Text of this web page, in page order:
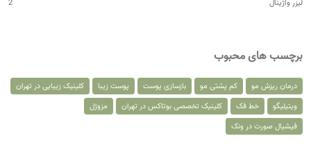
لیزر واژینال 2
برچسب های محبوب
درمان ریزش مو کم پشتی مو بازسازی پوست پوست زیبا
کلینیک زیبایی در تهران
ویتیلیگو
خط فک کلینیک تخصصی بوتاکس در تهران
مزوژل
فیشیال صورت در ونک